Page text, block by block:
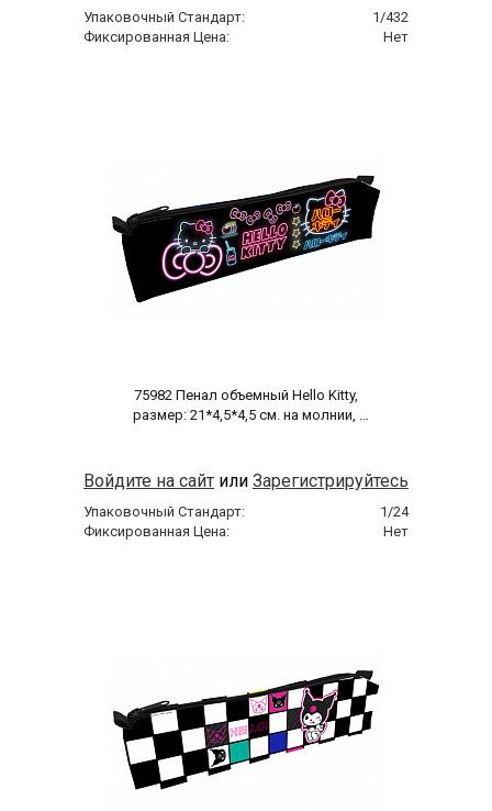
Упаковочный Стандарт:
1/432
Фиксированная Цена:
Нет
75982 Пенал объемный Hello Kitty,
размер: 21*4,5*4,5 см. на молнии,
Войдите на сайт или Зарегистрируйтесь
Упаковочный Стандарт:
1/24
Фиксированная Цена:
Нет